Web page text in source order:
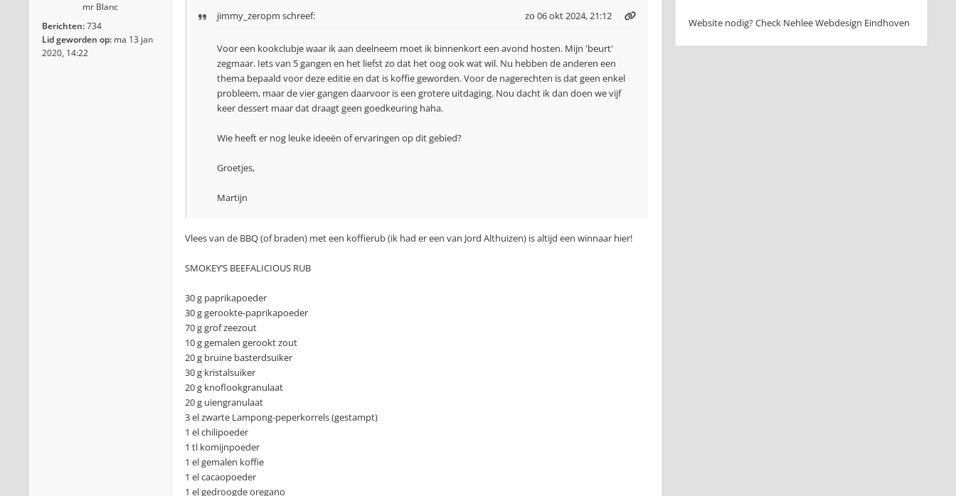
mr Blanc
Berichten:734
Lid geworden op: ma 13 jan
2020, 14:22
jimmy_zeropm schreef: zo 06 okt 2024, 21:12
Voor een kookclubje waar ik aan deelneem moet ik binnenkort een avond hosten. Mijn 'beurt'
zegmaar. Iets van 5 gangen en het liefst zo dat het oog ook wat wil. Nu hebben de anderen een
thema bepaald voor deze editie en dat is koffie geworden. Voor de nagerechten is dat geen enkel
probleem, maar de vier gangen daarvoor is een grotere uitdaging. Nou dacht ik dan doen we vijf
keer dessert maar dat draagt geen goedkeuring haha.
Wie heeft er nog leuke ideeën of ervaringen op dit gebied?
Groetjes,
Martijn
Vlees van de BBQ (of braden) met een koffierub (ik had er een van Jord Althuizen) is altijd een winnaar hier!
SMOKEY’S BEEFALICIOUS RUB
30 g paprikapoeder
30 g gerookte-paprikapoeder
70 g grof zeezout
10 g gemalen gerookt zout
20 g bruine basterdsuiker
30 g kristalsuiker
20 g knoflookgranulaat
20 g uiengranulaat
3 el zwarte Lampong-peperkorrels (gestampt)
1 el chilipoeder
1 tl komijnpoeder
1 el gemalen koffie
1 el cacaopoeder
1 el gedroogde oregano
Website nodig? Check Nehlee Webdesign Eindhoven